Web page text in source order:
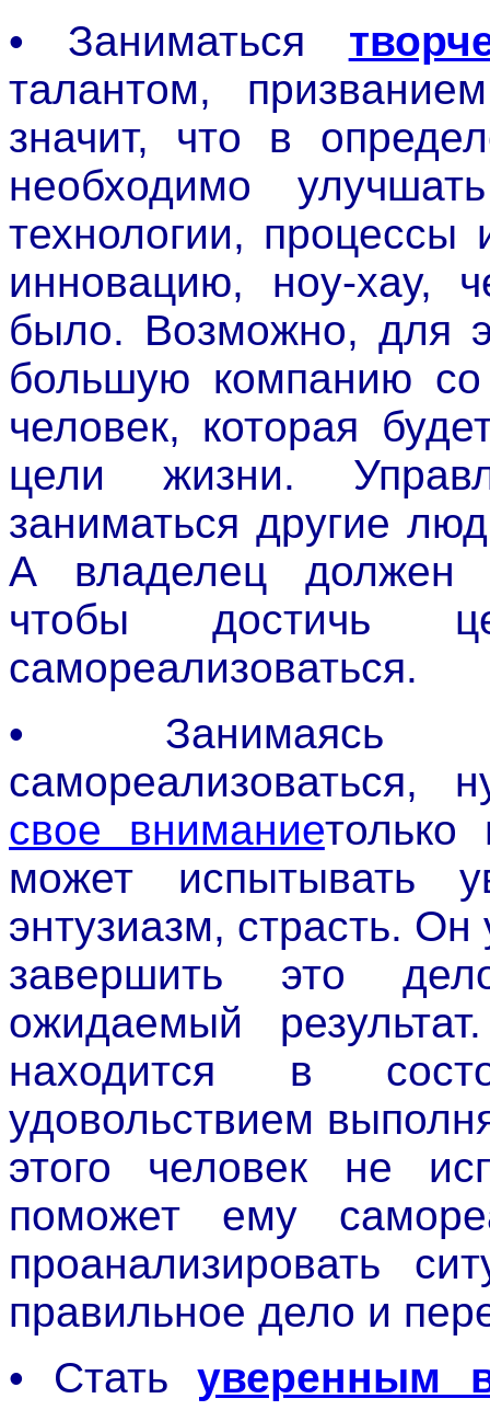
• Заниматься
талантом,
значит, что в
необходимо
технологии, процессы
инновацию, ноу-хау,
было. Возможно, для
большую компанию
человек, которая
цели жизни.
заниматься другие
А владелец должен
чтобы достичь
самореализоваться.
• Занимаясь
самореализоваться,
свое внимание
может испытывать
энтузиазм, страсть.
завершить это
ожидаемый
находится в
удовольствием
этого человек не
поможет ему
проанализировать
правильное дело и
• Стать уверенным